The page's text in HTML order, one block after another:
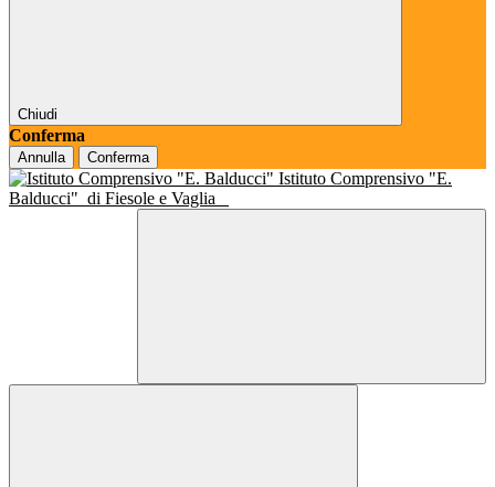
Chiudi
Conferma
Annulla Conferma
Istituto Comprensivo "E.
Balducci" di Fiesole e Vaglia